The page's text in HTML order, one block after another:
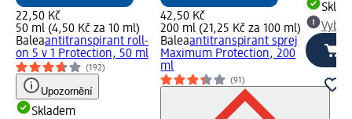
22,50 Kč
50 ml (4,50 Kč za 10 ml)
Baleaantitranspirant roll-
on 5 v 1 Protection, 50 ml
(192)
Upozornění
Skladem
42,50 Kč
200 ml (21,25 Kč za 100 ml)
Baleaantitranspirant sprej
Maximum Protection, 200
ml
(91)